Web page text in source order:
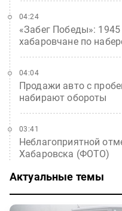
«Забег Победы»:
хабаровчане по
04:24
Продажи авто с
набирают обороты
04:04
Неблагоприятной
Хабаровска (ФОТО)
03:41
Актуальные темы